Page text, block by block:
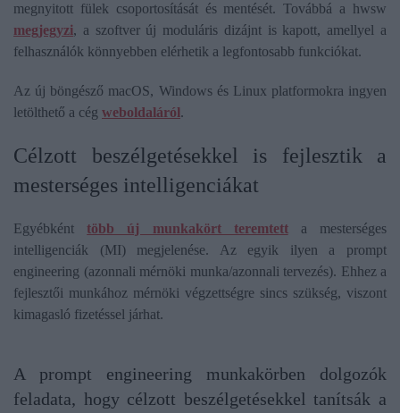
megnyitott fülek csoportosítását és mentését. Továbbá a hwsw
megjegyzi, a szoftver új moduláris dizájnt is kapott, amellyel a
felhasználók könnyebben elérhetik a legfontosabb funkciókat.
Az új böngésző macOS, Windows és Linux platformokra ingyen
letölthető a cég weboldaláról.
Célzott beszélgetésekkel is fejlesztik a
mesterséges intelligenciákat
Egyébként több új munkakört teremtetta mesterséges
intelligenciák (MI) megjelenése. Az egyik ilyen a prompt
engineering (azonnali mérnöki munka/azonnali tervezés). Ehhez a
fejlesztői munkához mérnöki végzettségre sincs szükség, viszont
kimagasló fizetéssel járhat.
A prompt engineering munkakörben dolgozók
feladata, hogy célzott beszélgetésekkel tanítsák a